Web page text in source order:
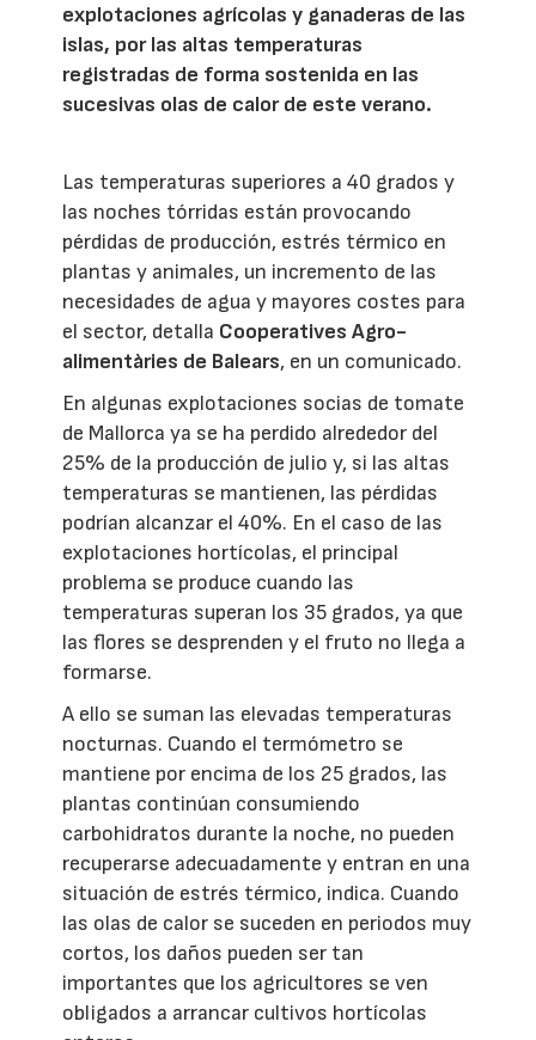
explotaciones agrícolas y ganaderas de las
islas, por las altas temperaturas
registradas de forma sostenida en las
sucesivas olas de calor de este verano.
Las temperaturas superiores a 40 grados y
las noches tórridas están provocando
pérdidas de producción, estrés térmico en
plantas y animales, un incremento de las
necesidades de agua y mayores costes para
el sector, detalla Cooperatives Agro-
alimentàries de Balears, en un comunicado.
En algunas explotaciones socias de tomate
de Mallorca ya se ha perdido alrededor del
25% de la producción de julio y, si las altas
temperaturas se mantienen, las pérdidas
podrían alcanzar el 40%. En el caso de las
explotaciones hortícolas, el principal
problema se produce cuando las
temperaturas superan los 35 grados, ya que
las flores se desprenden y el fruto no llega a
formarse.
A ello se suman las elevadas temperaturas
nocturnas. Cuando el termómetro se
mantiene por encima de los 25 grados, las
plantas continúan consumiendo
carbohidratos durante la noche, no pueden
recuperarse adecuadamente y entran en una
situación de estrés térmico, indica. Cuando
las olas de calor se suceden en periodos muy
cortos, los daños pueden ser tan
importantes que los agricultores se ven
obligados a arrancar cultivos hortícolas